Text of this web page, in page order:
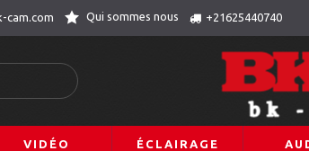
cam.com Qui sommes nous +21625440740
VIDÉO ÉCLAIRAGE